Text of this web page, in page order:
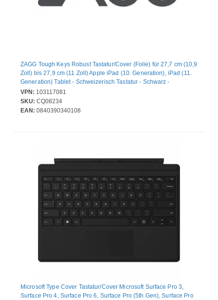
ZAGG Tough Keys Robust Tastatur/Cover (Folie) für 27,7 cm (10,9
Zoll) bis 27,9 cm (11 Zoll) Apple iPad (10. Generation), iPad (11.
Generation) Tablet - Schweizerisch Tastatur - Schwarz -
Polycarbonat Körper - wasserabweisend, Sturzsicher,
Spritzwassergeschützt, Schlagfest, Kratzfest,
Spritzwassergeschützt, Wasserdicht
VPN: 103117081
SKU: CQ08234
EAN: 0840390340108
Microsoft Type Cover Tastatur/Cover Microsoft Surface Pro 3,
Surface Pro 4, Surface Pro 6, Surface Pro (5th Gen), Surface Pro